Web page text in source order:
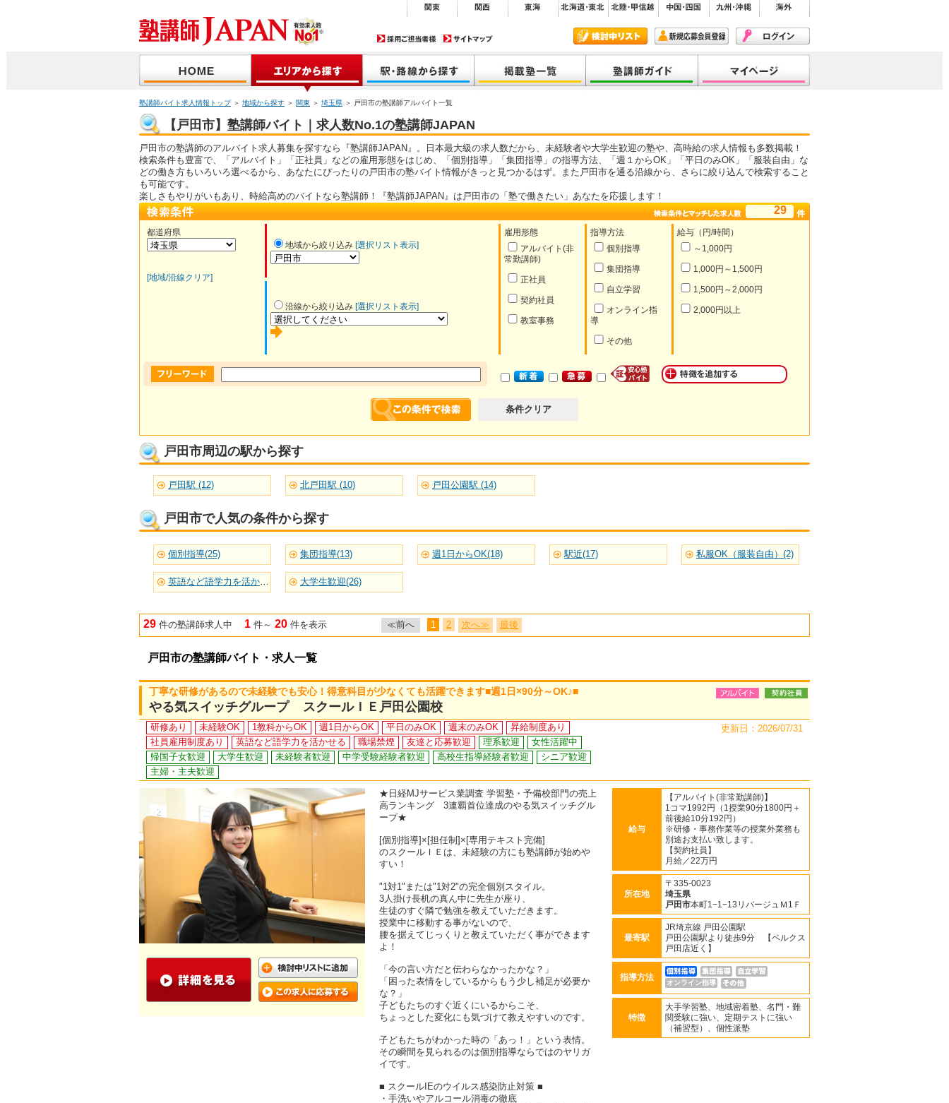
塾講師バイト求人情報トップ＞ 地域から探す ＞ 関東 ＞ 埼玉県 ＞ 戸田市の塾講師アルバイト一覧
【戸田市】塾講師バイト｜求人数No.1の塾講師JAPAN
戸田市の塾講師のアルバイト求人募集を探すなら『塾講師JAPAN』。日本最大級の求人数だから、未経験者や大学生歓迎の塾や、高時給の求人情報も多数掲載！
検索条件も豊富で、「アルバイト」「正社員」などの雇用形態をはじめ、「個別指導」「集団指導」の指導方法、「週１からOK」「平日のみOK」「服装自由」な
どの働き方もいろいろ選べるから、あなたにぴったりの戸田市の塾バイト情報がきっと見つかるはず。また戸田市を通る沿線から、さらに絞り込んで検索すること
も可能です。
楽しさもやりがいもあり、時給高めのバイトなら塾講師！『塾講師JAPAN』は戸田市の「塾で働きたい」あなたを応援します！
29
都道府県
[地域/沿線クリア]
地域から絞り込み [選択リスト表示]
雇用形態
アルバイト(非
常勤講師)
正社員
契約社員
教室事務
指導方法
個別指導
集団指導
自立学習
オンライン指
導
その他
給与（円/時間）
～1,000円
1,000円～1,500円
1,500円～2,000円
2,000円以上
沿線から絞り込み [選択リスト表示]
条件クリア
戸田市周辺の駅から探す
戸田駅 (12) 北戸田駅 (10) 戸田公園駅 (14)
戸田市で人気の条件から探す
個別指導(25) 集団指導(13) 週1日からOK(18) 駅近(17) 私服OK（服装自由）(2)
英語など語学力を活かせる(17) 大学生歓迎(26)
29 件の塾講師求人中 1 件～ 20 件を表示 ≪前へ 1 2 次へ≫ 最後
戸田市の塾講師バイト・求人一覧
丁寧な研修があるので未経験でも安心！得意科目が少なくても活躍できます■週1日×90分～OK♪■
やる気スイッチグループ スクールＩＥ戸田公園校
研修あり 未経験OK 1教科からOK 週1日からOK 平日のみOK 週末のみOK
昇給制度あり
社員雇用制度あり
英語など語学力を活かせる 職場禁煙 友達と応募歓迎 理系歓迎
女性活躍中
帰国子女歓迎
大学生歓迎 未経験者歓迎 中学受験経験者歓迎 高校生指導経験者歓迎
シニア歓迎
主婦・主夫歓迎
更新日：2026/07/31
★日経MJサービス業調査 学習塾・予備校部門の売上
高ランキング 3連覇首位達成のやる気スイッチグル
ープ★
[個別指導]×[担任制]×[専用テキスト完備]
のスクールＩＥは、未経験の方にも塾講師が始めや
すい！
"1対1"または"1対2"の完全個別スタイル。
3人掛け長机の真ん中に先生が座り、
生徒のすぐ隣で勉強を教えていただきます。
授業中に移動する事がないので、
腰を据えてじっくりと教えていただく事ができます
よ！
「今の言い方だと伝わらなかったかな？」
「困った表情をしているからもう少し補足が必要か
な？」
子どもたちのすぐ近くにいるからこそ、
ちょっとした変化にも気づけて教えやすいのです。
子どもたちがわかった時の「あっ！」という表情。
その瞬間を見られるのは個別指導ならではのヤリガ
イです。
■ スクールIEのウイルス感染防止対策 ■
・手洗いやアルコール消毒の徹底
給与
【アルバイト(非常勤講師)】
1コマ1992円（1授業90分1800円＋
前後給10分192円）
※研修・事務作業等の授業外業務も
別途お支払い致します。
【契約社員】
月給／22万円
所在地
〒335-0023
埼玉県
戸田市本町1−1−13リバージュＭ1Ｆ
最寄駅
JR埼京線 戸田公園駅
戸田公園駅より徒歩9分 【ベルクス
戸田店近く】
指導方法
オンライン指導
特徴
大手学習塾、地域密着塾、名門・難
関受験に強い、定期テストに強い
（補習型）、個性派塾